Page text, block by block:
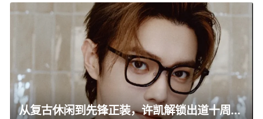
从复古休闲到先锋正装，许凯解锁出道十周年大片